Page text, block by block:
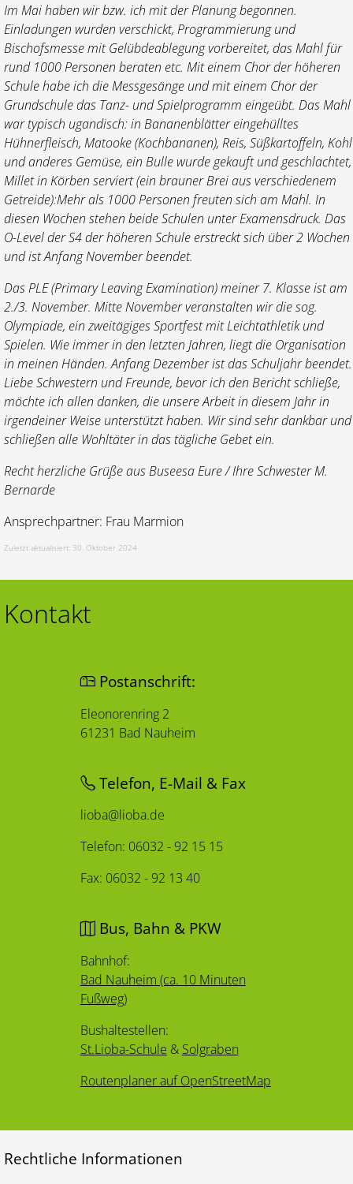
Im Mai haben wir bzw. ich mit der Planung begonnen.
Einladungen wurden verschickt, Programmierung und
Bischofsmesse mit Gelübdeablegung vorbereitet, das Mahl für
rund 1000 Personen beraten etc. Mit einem Chor der höheren
Schule habe ich die Messgesänge und mit einem Chor der
Grundschule das Tanz- und Spielprogramm eingeübt. Das Mahl
war typisch ugandisch: in Bananenblätter eingehülltes
Hühnerfleisch, Matooke (Kochbananen), Reis, Süßkartoffeln, Kohl
und anderes Gemüse, ein Bulle wurde gekauft und geschlachtet,
Millet in Körben serviert (ein brauner Brei aus verschiedenem
Getreide):Mehr als 1000 Personen freuten sich am Mahl. In
diesen Wochen stehen beide Schulen unter Examensdruck. Das
O-Level der S4 der höheren Schule erstreckt sich über 2 Wochen
und ist Anfang November beendet.
Das PLE (Primary Leaving Examination) meiner 7. Klasse ist am
2./3. November. Mitte November veranstalten wir die sog.
Olympiade, ein zweitägiges Sportfest mit Leichtathletik und
Spielen. Wie immer in den letzten Jahren, liegt die Organisation
in meinen Händen. Anfang Dezember ist das Schuljahr beendet.
Liebe Schwestern und Freunde, bevor ich den Bericht schließe,
möchte ich allen danken, die unsere Arbeit in diesem Jahr in
irgendeiner Weise unterstützt haben. Wir sind sehr dankbar und
schließen alle Wohltäter in das tägliche Gebet ein.
Recht herzliche Grüße aus Buseesa Eure / Ihre Schwester M.
Bernarde
Ansprechpartner: Frau Marmion
Zuletzt aktualisiert: 30. Oktober 2024
Kontakt
Postanschrift:
Eleonorenring 2
61231 Bad Nauheim
Telefon, E-Mail & Fax
lioba@lioba.de
Telefon: 06032 - 92 15 15
Fax: 06032 - 92 13 40
Bus, Bahn & PKW
Bahnhof:
Bad Nauheim (ca. 10 Minuten
Fußweg)
Bushaltestellen:
St.Lioba-Schule & Solgraben
Routenplaner auf OpenStreetMap
Rechtliche Informationen